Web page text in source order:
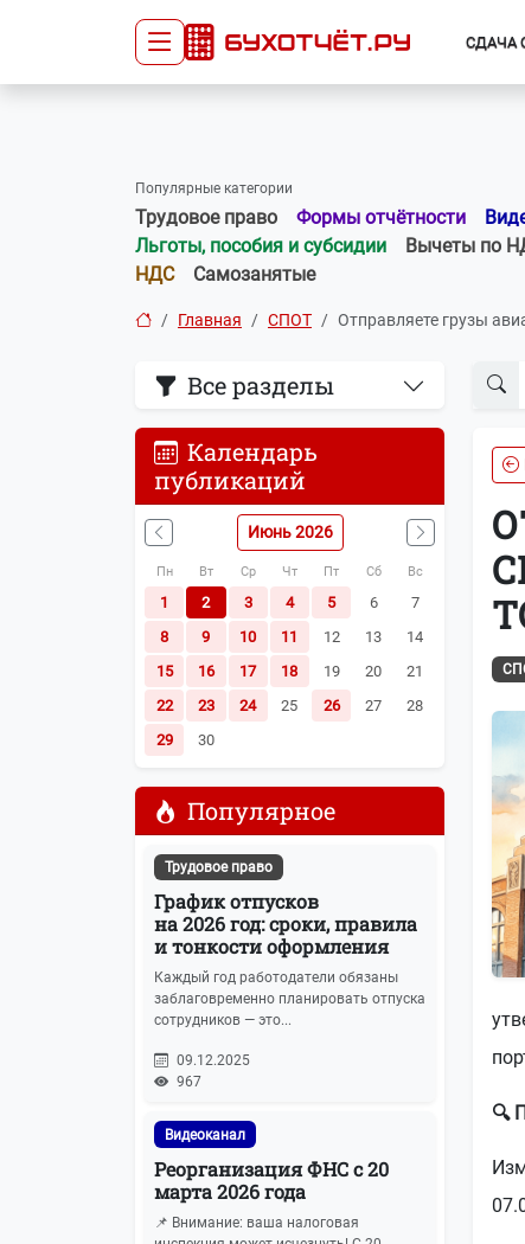
СДАЧА
Главная
Сдать отчёт
Тарифы
Оплата
Наша почта:info@buhot4et.ru
Позвоните нам по номерам:(495) 796-
Популярные категории
Трудовое право Формы отчётности
Льготы, пособия и субсидии
Вычеты по
НДС
Самозанятые
Главная СПОТ Отправляете грузы
Все разделы
Календарь
публикаций
Июнь 2026
Пн Вт Ср Чт Пт Сб Вс
1 2 3 4 5 6
7
8
9 10 11 12 13
14
15
16 17 18 19 20
21
22
23 24 25 26 27
28
29
30
Популярное
Трудовое право
График отпусков
на 2026 год: сроки, правила
и тонкости оформления
Каждый год работодатели обязаны
заблаговременно планировать отпуска
сотрудников — это...
09.12.2025
967
Видеоканал
Реорганизация ФНС с 20
марта 2026 года
📌 Внимание: ваша налоговая
🔍